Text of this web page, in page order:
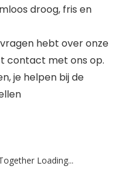
droog, fris en
vragen hebt over onze
contact met ons op.
je helpen bij de
Loading...